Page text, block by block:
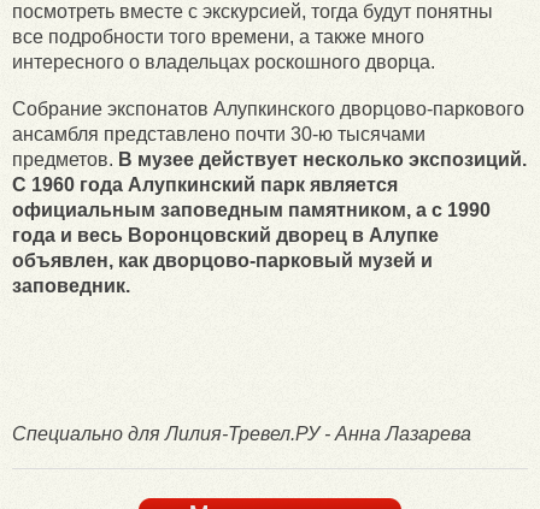
посмотреть вместе с экскурсией, тогда будут понятны
все подробности того времени, а также много
интересного о владельцах роскошного дворца.
Собрание экспонатов Алупкинского дворцово-паркового
ансамбля представлено почти 30-ю тысячами
предметов. В музее действует несколько экспозиций.
С 1960 года Алупкинский парк является
официальным заповедным памятником, а с 1990
года и весь Воронцовский дворец в Алупке
объявлен, как дворцово-парковый музей и
заповедник.
Специально для Лилия-Тревел.РУ - Анна Лазарева